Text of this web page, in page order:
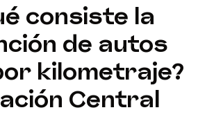
consiste la
de autos
kilometraje?
Central